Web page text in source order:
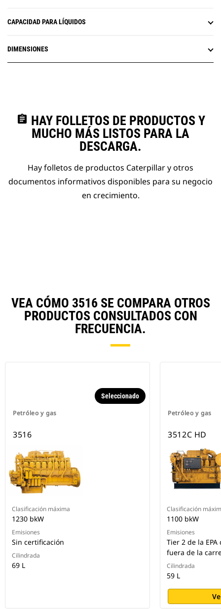
CAPACIDAD PARA LÍQUIDOS
DIMENSIONES
assignment HAY FOLLETOS DE PRODUCTOS Y
MUCHO MÁS LISTOS PARA LA
DESCARGA.
Hay folletos de productos Caterpillar y otros
documentos informativos disponibles para su negocio
en crecimiento.
VEA CÓMO 3516 SE COMPARA OTROS
PRODUCTOS CONSULTADOS CON
FRECUENCIA.
Petróleo y gas
Seleccionado
3516
Clasificación máxima
1230 bkW
Emisiones
Sin certificación
Cilindrada
69 L
Petróleo y gas
3512C HD
Clasificación
1100 bkW
Emisiones
Tier 2 de la EPA
fuera de la
Cilindrada
59 L